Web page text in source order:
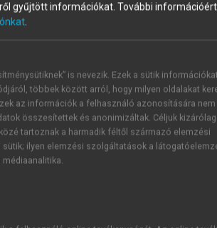
díjmentes hozzáférésrevagy
vagy hozz
a
ÚJ FIÓK
1 óra
gyűjtött információkat. További
.
is nevezik. Ezek a sütik
többek között arról, hogy milyen oldalakat
az információk a felhasználó azonosítására nem
összesítettek és anonimizáltak. Céljuk
tartoznak a harmadik féltől származó elemzési
ilyen elemzési szolgáltatások a